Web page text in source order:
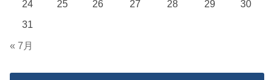
24
25 26 27 28 29
30
31
« 7月